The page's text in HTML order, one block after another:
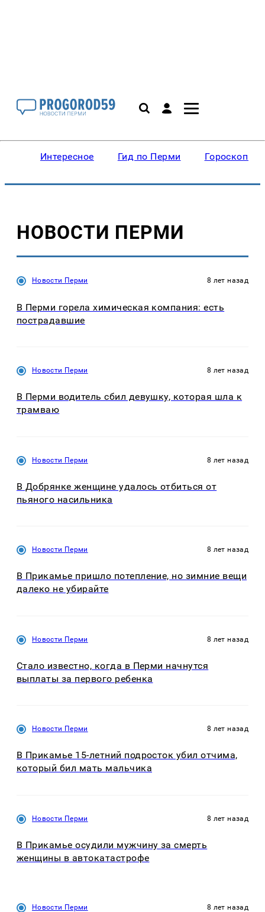
Интересное Гид по Перми Гороскопы
НОВОСТИ ПЕРМИ
Новости Перми 8 лет назад
В Перми горела химическая компания: есть
пострадавшие
Новости Перми 8 лет назад
В Перми водитель сбил девушку, которая шла к
трамваю
Новости Перми 8 лет назад
В Добрянке женщине удалось отбиться от
пьяного насильника
Новости Перми 8 лет назад
В Прикамье пришло потепление, но зимние вещи
далеко не убирайте
Новости Перми 8 лет назад
Стало известно, когда в Перми начнутся
выплаты за первого ребенка
Новости Перми 8 лет назад
В Прикамье 15-летний подросток убил отчима,
который бил мать мальчика
Новости Перми 8 лет назад
В Прикамье осудили мужчину за смерть
женщины в автокатастрофе
Новости Перми 8 лет назад